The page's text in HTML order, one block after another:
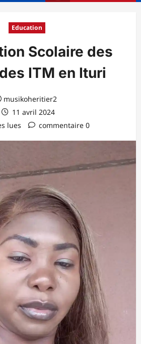
Education
Scolaire des
ITM en Ituri
musikoheritier2
11 avril 2024
lues
commentaire 0